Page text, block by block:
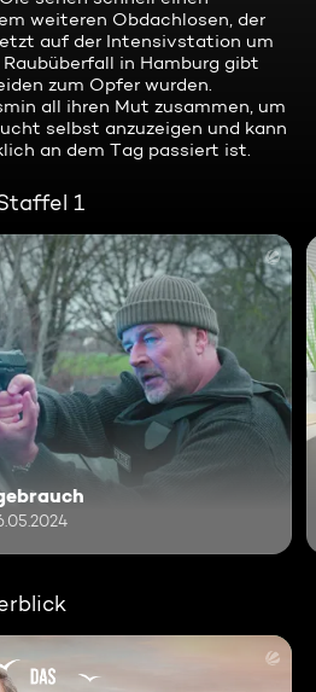
weiteren Obdachlosen, der
auf der Intensivstation um
in Hamburg gibt
zum Opfer wurden.
all ihren Mut zusammen, um
selbst anzuzeigen und kann
an dem Tag passiert ist.
1